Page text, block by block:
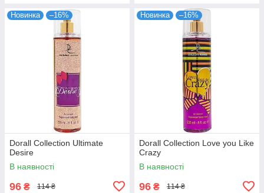
Новинка –16%
Dorall Collection Ultimate
Desire
В наявності
96 ₴ 114 ₴
Новинка –16%
Dorall Collection Love you Like
Crazy
В наявності
96 ₴ 114 ₴